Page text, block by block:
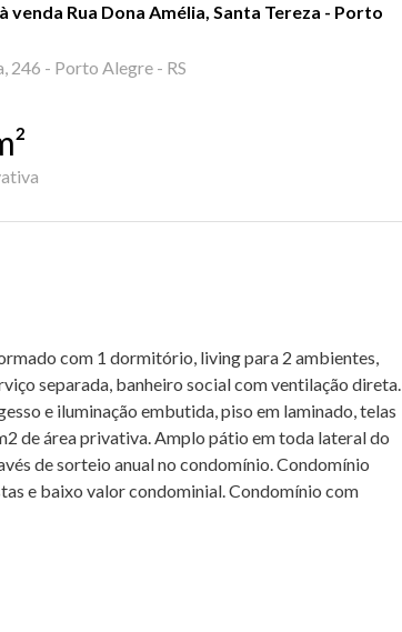
Rua Dona Amélia, Santa Tereza - Porto
246 - Porto Alegre - RS
com 1 dormitório, living para 2 ambientes,
separada, banheiro social com ventilação direta.
e iluminação embutida, piso em laminado, telas
de área privativa. Amplo pátio em toda lateral do
de sorteio anual no condomínio. Condomínio
e baixo valor condominial. Condomínio com